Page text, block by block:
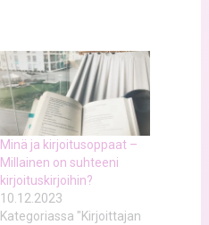
Minä ja kirjoitusoppaat –
Millainen on suhteeni
kirjoituskirjoihin?
10.12.2023
Kategoriassa "Kirjoittajan